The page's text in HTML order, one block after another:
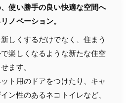
使い勝手の良い快適な空間へ
ノベーション。
しくするだけでなく、住まう
楽しくなるような新たな住空
ます。
ト用のドアをつけたり、キャ
ン性のあるネコトイレなど、